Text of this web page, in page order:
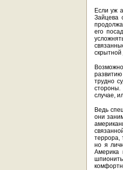
Если уж
Зайцева
его
скрытной
трудно
случае,
Ведь
они
террора,
но я
Америка